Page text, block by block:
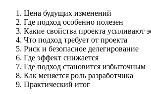
Цена будущих изменений
Где подход особенно полезен
Какие свойства проекта усиливают
Что подход требует от проекта
Риск и безопасное делегирование
Где эффект снижается
Где подход становится избыточным
Как меняется роль разработчика
Практический итог